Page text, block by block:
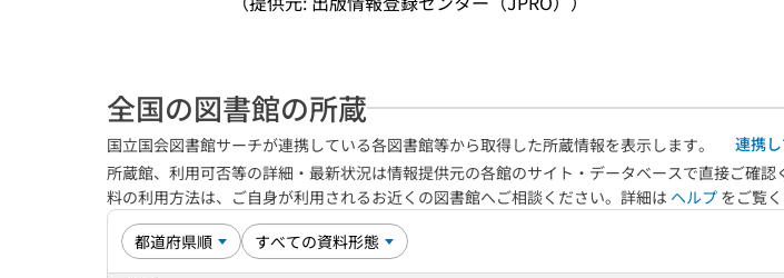
全国の図書館の所蔵
国立国会図書館サーチが連携している各図書館等から取得した所蔵情報を表示します。
連携
所蔵館、利用可否等の詳細・最新状況は情報提供元の各館のサイト・データベースで直接ご確
料の利用方法は、ご自身が利用されるお近くの図書館へご相談ください。詳細は ヘルプ をご覧く